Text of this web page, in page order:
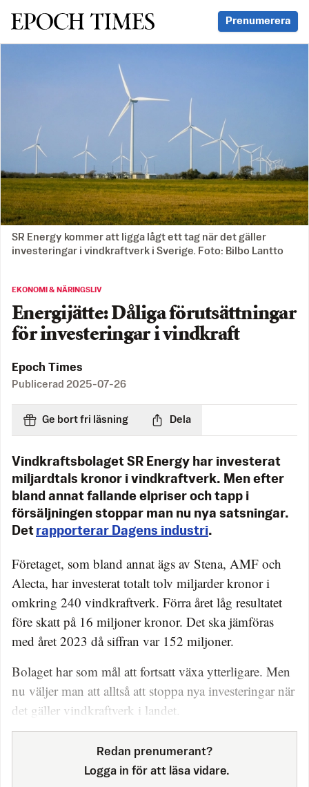
Svenska Epoch Times Prenumerera
SR Energy kommer att ligga lågt ett tag när det gäller
investeringar i vindkraftverk i Sverige. Foto: Bilbo Lantto
EKONOMI & NÄRINGSLIV
Energijätte: Dåliga förutsättningar
för investeringar i vindkraft
Epoch Times
Publicerad 2025-07-26
Ge bort fri läsning Dela
Vindkraftsbolaget SR Energy har investerat
miljardtals kronor i vindkraftverk. Men efter
bland annat fallande elpriser och tapp i
försäljningen stoppar man nu nya satsningar.
Det rapporterar Dagens industri.
Företaget, som bland annat ägs av Stena, AMF och
Alecta, har investerat totalt tolv miljarder kronor i
omkring 240 vindkraftverk. Förra året låg resultatet
före skatt på 16 miljoner kronor. Det ska jämföras
med året 2023 då siffran var 152 miljoner.
Bolaget har som mål att fortsatt växa ytterligare. Men
nu väljer man att alltså att stoppa nya investeringar när
det gäller vindkraftverk i landet.
Redan prenumerant?
Logga in för att läsa vidare.